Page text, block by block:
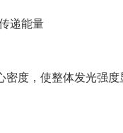
递能量
度，使整体发光强度